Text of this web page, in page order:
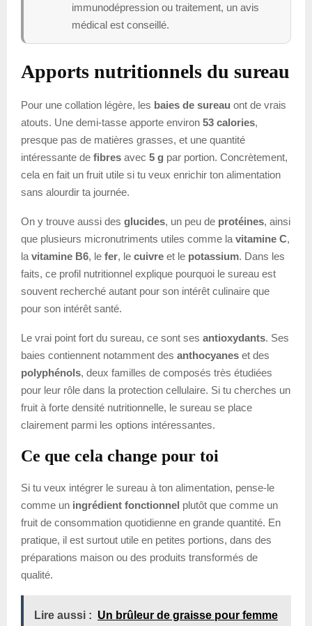
immunodépression ou traitement, un avis
médical est conseillé.
Apports nutritionnels du sureau
Pour une collation légère, les baies de sureau ont de vrais
atouts. Une demi-tasse apporte environ 53 calories,
presque pas de matières grasses, et une quantité
intéressante de fibres avec 5 g par portion. Concrètement,
cela en fait un fruit utile si tu veux enrichir ton alimentation
sans alourdir ta journée.
On y trouve aussi des glucides, un peu de protéines, ainsi
que plusieurs micronutriments utiles comme la vitamine C,
la vitamine B6, le fer, le cuivre et le potassium. Dans les
faits, ce profil nutritionnel explique pourquoi le sureau est
souvent recherché autant pour son intérêt culinaire que
pour son intérêt santé.
Le vrai point fort du sureau, ce sont ses antioxydants. Ses
baies contiennent notamment des anthocyanes et des
polyphénols, deux familles de composés très étudiées
pour leur rôle dans la protection cellulaire. Si tu cherches un
fruit à forte densité nutritionnelle, le sureau se place
clairement parmi les options intéressantes.
Ce que cela change pour toi
Si tu veux intégrer le sureau à ton alimentation, pense-le
comme un ingrédient fonctionnel plutôt que comme un
fruit de consommation quotidienne en grande quantité. En
pratique, il est surtout utile en petites portions, dans des
préparations maison ou des produits transformés de
qualité.
Lire aussi : Un brûleur de graisse pour femme